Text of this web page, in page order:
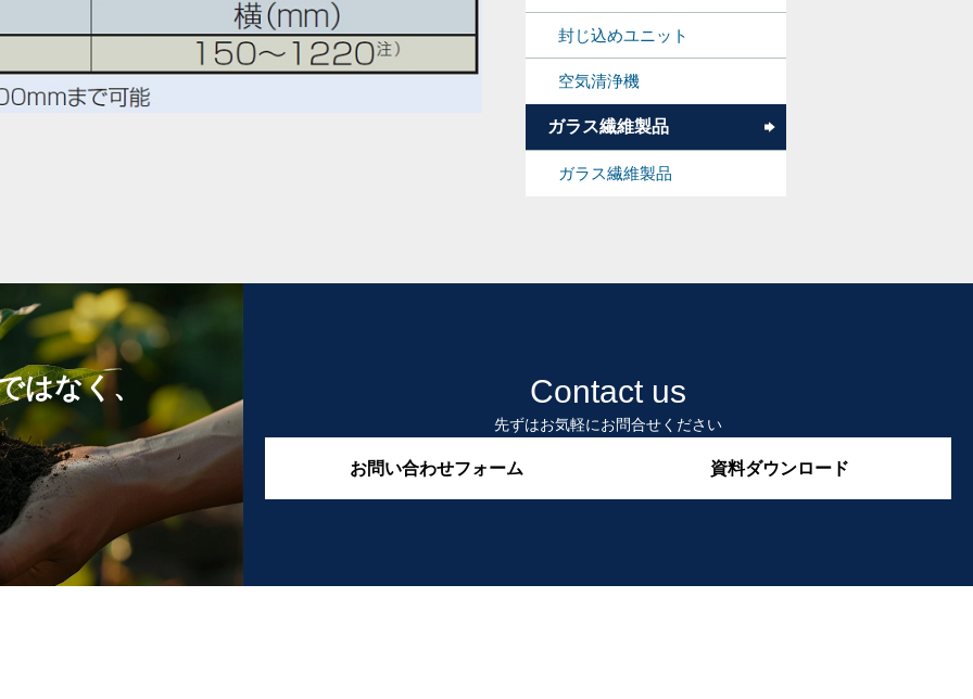
封じ込めユニット
空気清浄機
ガラス繊維製品
ガラス繊維製品
はなく、 Contact us
先ずはお気軽にお問合せください
お問い合わせフォーム 資料ダウンロード